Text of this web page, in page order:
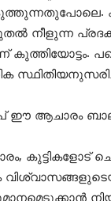
നീളുന്ന
കുത്തിയോട്ടം.
ഈ ആചാരം
കുട്ടികളോട്